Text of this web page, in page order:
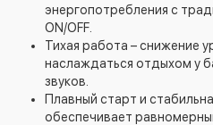
энергопотребления с
ON/OFF.
Тихая работа – снижение
наслаждаться отдыхом у
звуков.
Плавный старт и
обеспечивает